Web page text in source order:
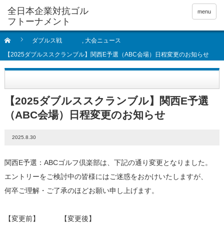
全日本企業対抗ゴル
フトーナメント
menu
ダブルス戦 , 大会ニュース
【2025ダブルススクランブル】関西E予選（ABC会場）日程変更のお知らせ
【2025ダブルススクランブル】関西E予選
（ABC会場）日程変更のお知らせ
2025.8.30
関西E予選：ABCゴルフ倶楽部は、下記の通り変更となりました。
エントリーをご検討中の皆様にはご迷惑をおかけいたしますが、
何卒ご理解・ご了承のほどお願い申し上げます。
【変更前】 【変更後】